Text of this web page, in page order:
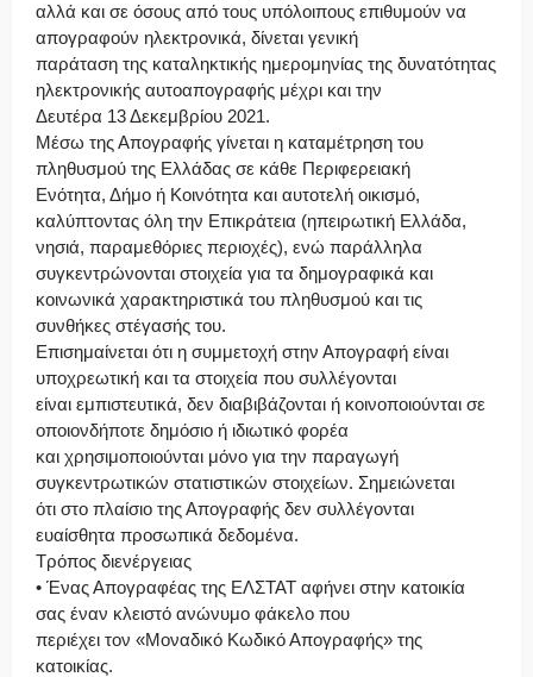
αλλά και σε όσους από τους υπόλοιπους επιθυμούν να
απογραφούν ηλεκτρονικά, δίνεται γενική
παράταση της καταληκτικής ημερομηνίας της δυνατότητας
ηλεκτρονικής αυτοαπογραφής μέχρι και την
Δευτέρα 13 Δεκεμβρίου 2021.
Μέσω της Απογραφής γίνεται η καταμέτρηση του
πληθυσμού της Ελλάδας σε κάθε Περιφερειακή
Ενότητα, Δήμο ή Κοινότητα και αυτοτελή οικισμό,
καλύπτοντας όλη την Επικράτεια (ηπειρωτική Ελλάδα,
νησιά, παραμεθόριες περιοχές), ενώ παράλληλα
συγκεντρώνονται στοιχεία για τα δημογραφικά και
κοινωνικά χαρακτηριστικά του πληθυσμού και τις
συνθήκες στέγασής του.
Επισημαίνεται ότι η συμμετοχή στην Απογραφή είναι
υποχρεωτική και τα στοιχεία που συλλέγονται
είναι εμπιστευτικά, δεν διαβιβάζονται ή κοινοποιούνται σε
οποιονδήποτε δημόσιο ή ιδιωτικό φορέα
και χρησιμοποιούνται μόνο για την παραγωγή
συγκεντρωτικών στατιστικών στοιχείων. Σημειώνεται
ότι στο πλαίσιο της Απογραφής δεν συλλέγονται
ευαίσθητα προσωπικά δεδομένα.
Τρόπος διενέργειας
• Ένας Απογραφέας της ΕΛΣΤΑΤ αφήνει στην κατοικία
σας έναν κλειστό ανώνυμο φάκελο που
περιέχει τον «Μοναδικό Κωδικό Απογραφής» της
κατοικίας.